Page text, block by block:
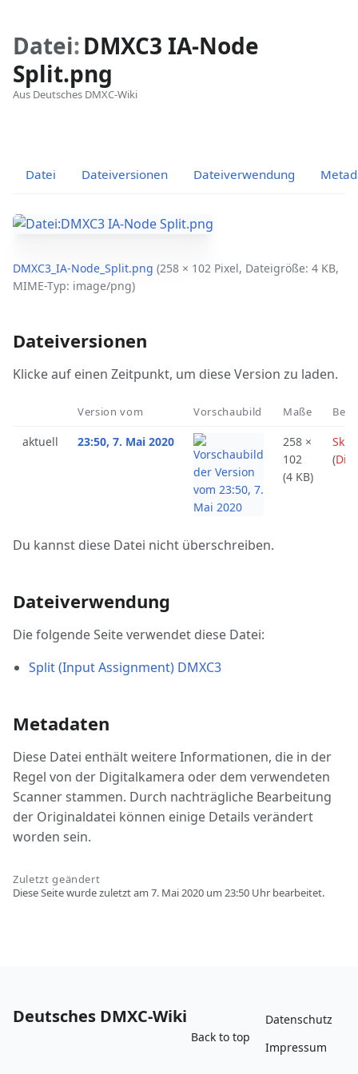
Datei:DMXC3 IA-Node
Split.png
Aus Deutsches DMXC-Wiki
Datei Dateiversionen Dateiverwendung
DMXC3_IA-Node_Split.png (258 × 102 Pixel, Dateigröße: 4 KB,
MIME-Typ: image/png)
Dateiversionen
Klicke auf einen Zeitpunkt, um diese Version zu laden.
Version vom Vorschaubild Maße
aktuell 23:50, 7. Mai 2020
258 ×
102
(4 KB)
(
Du kannst diese Datei nicht überschreiben.
Dateiverwendung
Die folgende Seite verwendet diese Datei:
Split (Input Assignment) DMXC3
Metadaten
Diese Datei enthält weitere Informationen, die in der
Regel von der Digitalkamera oder dem verwendeten
Scanner stammen. Durch nachträgliche Bearbeitung
der Originaldatei können einige Details verändert
worden sein.
Zuletzt geändert
Diese Seite wurde zuletzt am 7. Mai 2020 um 23:50 Uhr bearbeitet.
Deutsches DMXC-Wiki
Back to top
Datenschutz
Impressum